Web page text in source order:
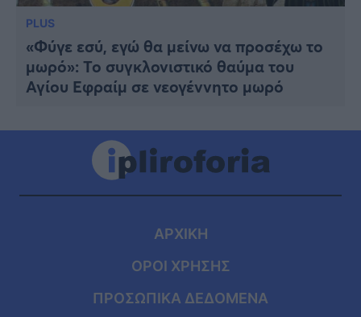
PLUS
«Φύγε εσύ, εγώ θα μείνω να προσέχω το
μωρό»: Το συγκλονιστικό θαύμα του
Αγίου Εφραίμ σε νεογέννητο μωρό
ΑΡΧΙΚΗ
ΟΡΟΙ ΧΡΗΣΗΣ
ΠΡΟΣΩΠΙΚΑ ΔΕΔΟΜΕΝΑ